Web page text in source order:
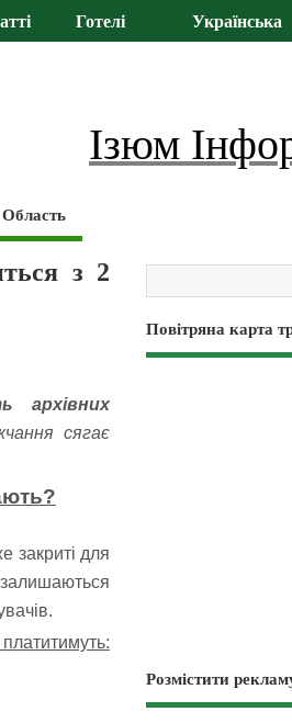
Готелі Українська
Ізюм
Область
з 2
архівних
сягає
закриті для
Повітряна карта
Розмістити